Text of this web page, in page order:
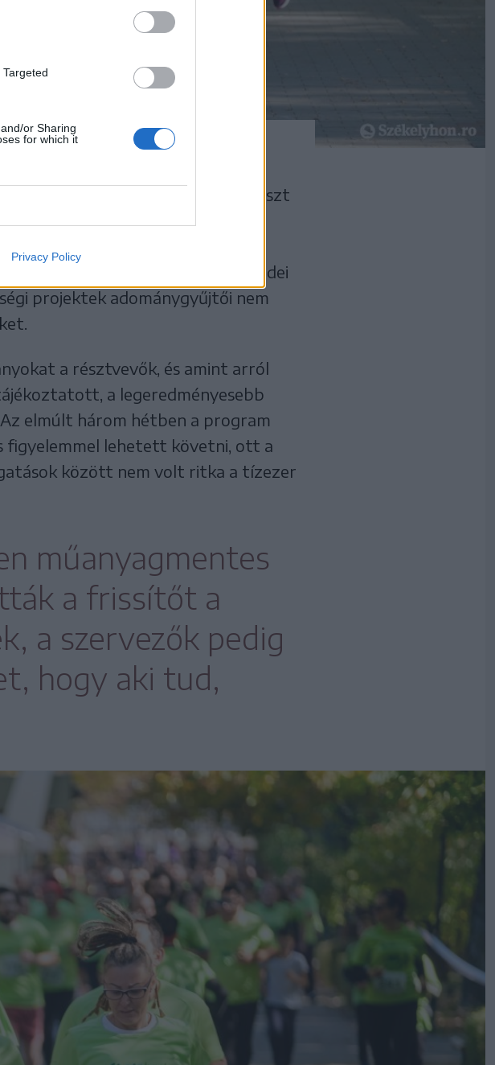
or Sharing
for which it
Privacy Policy
további 16-an vettek részt
megtartott Fuss Neki!
a szaladók, hogy minél
kilométeres távot. A program idei
projektek adománygyűjtői nem
a résztvevők, és amint arról
a legeredményesebb
elmúlt három hétben a program
figyelemmel lehetett követni, ott a
között nem volt ritka a tízezer
műanyagmentes
a frissítőt a
a szervezők pedig
hogy aki tud,